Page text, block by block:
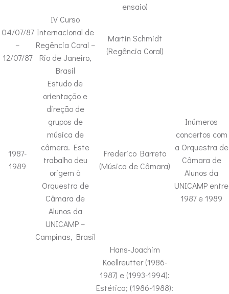
ensaio)
04/07/87
–
12/07/87
IV Curso
Internacional de
Regência Coral –
Rio de Janeiro,
Brasil
Martin Schmidt
(Regência Coral)
1987-
1989
Estudo de
orientação e
direção de
grupos de
música de
câmera. Este
trabalho deu
origem à
Orquestra de
Câmara de
Alunos da
UNICAMP –
Campinas, Brasil
Frederico Barreto
(Música de Câmara)
Inúmeros
concertos com
a Orquestra de
Câmara de
Alunos da
UNICAMP entre
1987 e 1989
Hans-Joachim
Koellreutter (1986-
1987) e (1993-1994):
Estética; (1986-1988):